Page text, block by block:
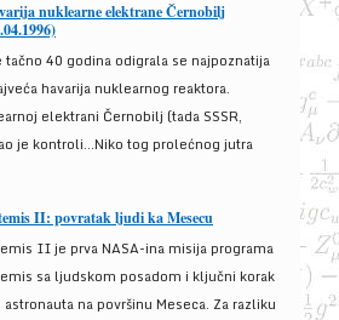
nuklearne elektrane Černobilj
tačno 40 godina odigrala se najpoznatija
havarija nuklearnog reaktora.
elektrani Černobilj (tada SSSR,
je kontroli...Niko tog prolećnog jutra
II: povratak ljudi ka Mesecu
II je prva NASA-ina misija programa
sa ljudskom posadom i ključni korak
na površinu Meseca. Za razliku